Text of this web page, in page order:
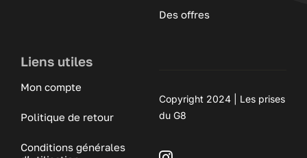
Des offres
Liens utiles
Mon compte
Politique de retour
Conditions générales
Copyright 2024 | Les prises
du G8